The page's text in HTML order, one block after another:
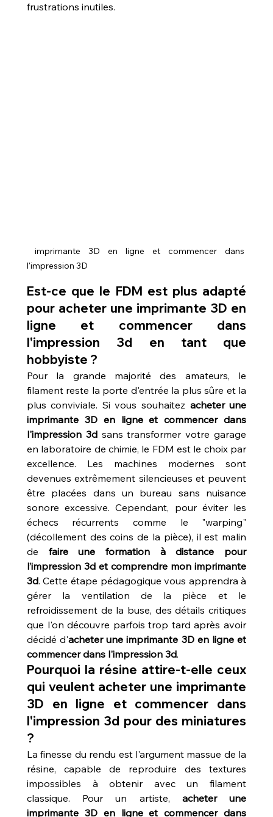
frustrations inutiles.
l'impression 3D
Est-ce que le FDM est plus adapté
pour acheter une imprimante 3D en
ligne et commencer dans
l'impression 3d en tant que
hobbyiste ?
Pour la grande majorité des amateurs, le
filament reste la porte d'entrée la plus sûre et la
plus conviviale. Si vous souhaitez acheter une
imprimante 3D en ligne et commencer dans
l'impression 3d sans transformer votre garage
en laboratoire de chimie, le FDM est le choix par
excellence. Les machines modernes sont
devenues extrêmement silencieuses et peuvent
être placées dans un bureau sans nuisance
sonore excessive. Cependant, pour éviter les
échecs récurrents comme le "warping"
(décollement des coins de la pièce), il est malin
de faire une formation à distance pour
l’impression 3d et comprendre mon imprimante
3d. Cette étape pédagogique vous apprendra à
gérer la ventilation de la pièce et le
refroidissement de la buse, des détails critiques
que l'on découvre parfois trop tard après avoir
décidé d'acheter une imprimante 3D en ligne et
commencer dans l'impression 3d.
Pourquoi la résine attire-t-elle ceux
qui veulent acheter une imprimante
3D en ligne et commencer dans
l'impression 3d pour des miniatures
?
La finesse du rendu est l'argument massue de la
résine, capable de reproduire des textures
impossibles à obtenir avec un filament
classique. Pour un artiste, acheter une
imprimante 3D en ligne et commencer dans